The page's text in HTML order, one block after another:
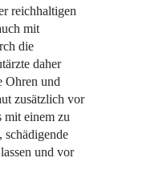
reichhaltigen
mit
die
daher
Ohren und
zusätzlich vor
mit einem zu
schädigende
und vor